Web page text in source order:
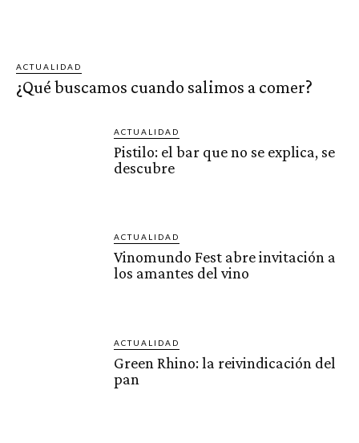
ACTUALIDAD
¿Qué buscamos cuando salimos a comer?
ACTUALIDAD
Pistilo: el bar que no se explica, se
descubre
ACTUALIDAD
Vinomundo Fest abre invitación a
los amantes del vino
ACTUALIDAD
Green Rhino: la reivindicación del
pan